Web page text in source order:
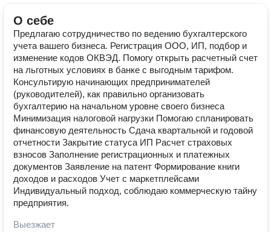
О себе
Предлагаю сотрудничество по ведению бухгалтерского
учета вашего бизнеса. Регистрация ООО, ИП, подбор и
изменение кодов ОКВЭД. Помогу открыть расчетный счет
на льготных условиях в банке с выгодным тарифом.
Консультирую начинающих предпринимателей
(руководителей), как правильно организовать
бухгалтерию на начальном уровне своего бизнеса
Минимизация налоговой нагрузки Помогаю спланировать
финансовую деятельность Сдача квартальной и годовой
отчетности Закрытие статуса ИП Расчет страховых
взносов Заполнение регистрационных и платежных
документов Заявление на патент Формирование книги
доходов и расходов Учет с маркетплейсами
Индивидуальный подход, соблюдаю коммерческую тайну
предприятия.
Выезжает